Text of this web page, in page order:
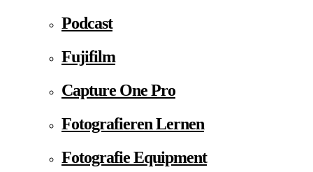
Podcast
Fujifilm
Capture One Pro
Fotografieren Lernen
Fotografie Equipment